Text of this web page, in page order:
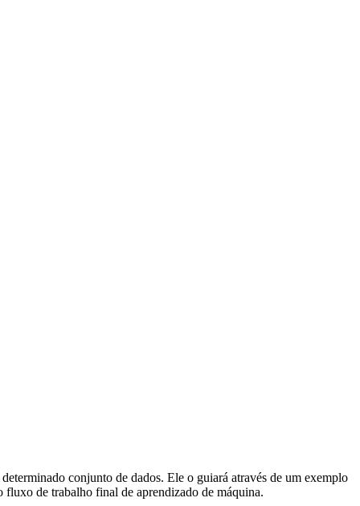
conjunto de dados. Ele o guiará através de um exemplo
fluxo de trabalho final de aprendizado de máquina.